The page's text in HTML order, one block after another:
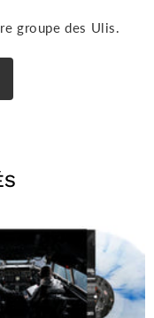
groupe des Ulis.